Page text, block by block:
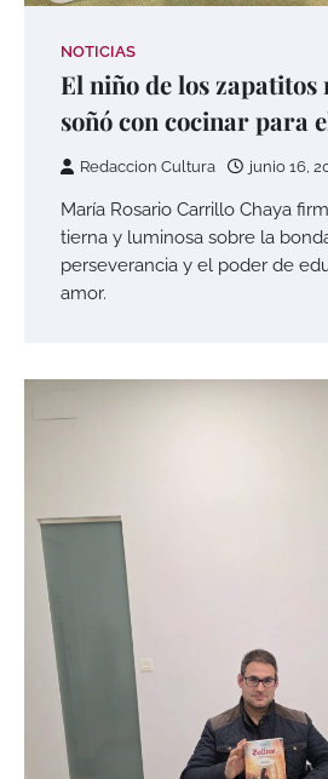
NOTICIAS
El niño de los zapatitos
soñó con cocinar para
Redaccion Cultura junio 16,
María Rosario Carrillo Chaya
tierna y luminosa sobre la
perseverancia y el poder de
amor.